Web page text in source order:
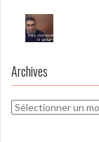
Archives
Archives